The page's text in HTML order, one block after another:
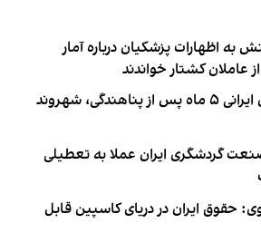
به اظهارات پزشکیان درباره آمار
عاملان کشتار خواندند
دو فوتبالیست زن ایرانی ۵ ماه پس از پناهندگی، شهروند
گردشگری ایران عملا به تعطیلی
حقوق ایران در دریای کاسپین قابل